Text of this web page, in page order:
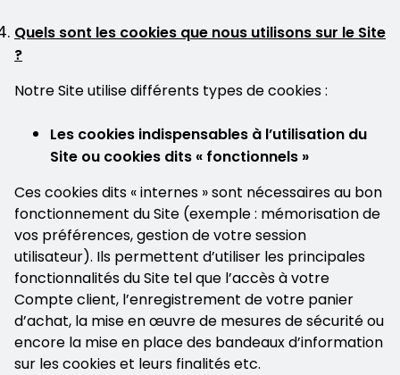
Quels sont les cookies que nous utilisons sur le Site
?
Notre Site utilise différents types de cookies :
Les cookies indispensables à l’utilisation du
Site ou cookies dits « fonctionnels »
Ces cookies dits « internes » sont nécessaires au bon
fonctionnement du Site (exemple : mémorisation de
vos préférences, gestion de votre session
utilisateur). Ils permettent d’utiliser les principales
fonctionnalités du Site tel que l’accès à votre
Compte client, l’enregistrement de votre panier
d’achat, la mise en œuvre de mesures de sécurité ou
encore la mise en place des bandeaux d’information
sur les cookies et leurs finalités etc.